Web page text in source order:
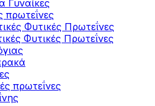
Γυναίκες
πρωτεΐνες
Φυτικές Πρωτεΐνες
Φυτικές Πρωτεΐνες
πρωτεΐνες